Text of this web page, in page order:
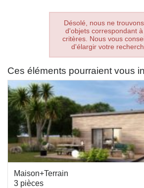
Désolé, nous ne
d'objets correspondant
critères. Nous vous
d'élargir votre
Ces éléments pourraient vous
Maison+Terrain
3 pièces